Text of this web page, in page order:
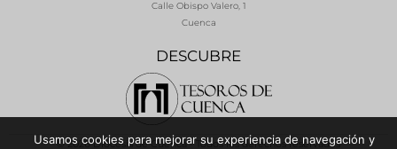
DESCUBRE
Calle Obispo Valero, 1
Cuenca
© 2026 Diócesis de Cuenca - Todos los derechos reservados
Usamos cookies para mejorar su experiencia de navegación y